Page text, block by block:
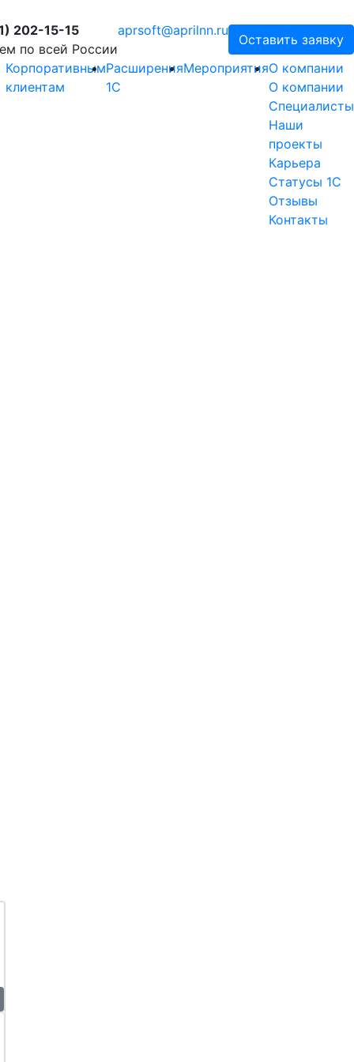
202-15-15
по всей России
aprsoft@aprilnn.ru
Оставить заявку
Корпоративным
клиентам
Расширения
1С
МероприятияО компании
О компании
Специалисты
Наши
проекты
Карьера
Статусы 1С
Отзывы
Контакты